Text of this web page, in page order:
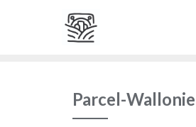
Parcel-Wallonie